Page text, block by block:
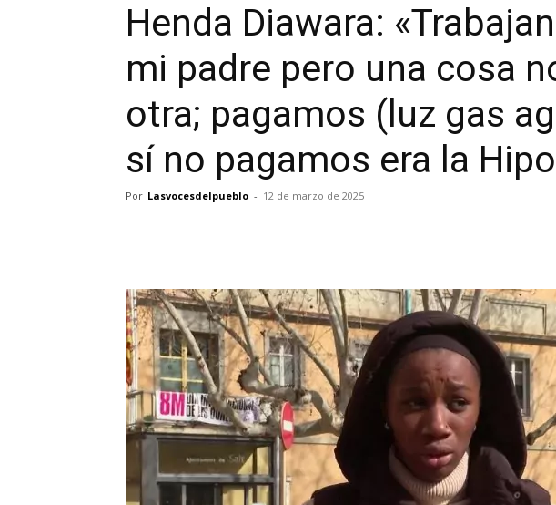
Henda Diawara:
mi padre pero una cosa
otra; pagamos (luz gas
sí no pagamos era la
Por Lasvocesdelpueblo - 12 de marzo de 2025